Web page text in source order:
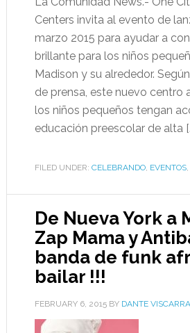
Centers invita al evento de
marzo 2015 para ayudar a
brillante para los niños
Madison y su alrededor.
de prensa, este nuevo centro
los niños pequeños tengan
educación preescolar de alta
FILED UNDER: CELEBRANDO, EVENTOS,
De Nueva York a
Zap Mama y
banda de funk
bailar !!!
FEBRUARY 6, 2015BY DANTE VISCARRA